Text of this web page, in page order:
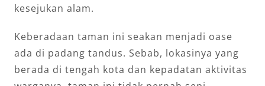
kesejukan alam.
Keberadaan taman ini seakan menjadi oase
ada di padang tandus. Sebab, lokasinya yang
berada di tengah kota dan kepadatan aktivitas